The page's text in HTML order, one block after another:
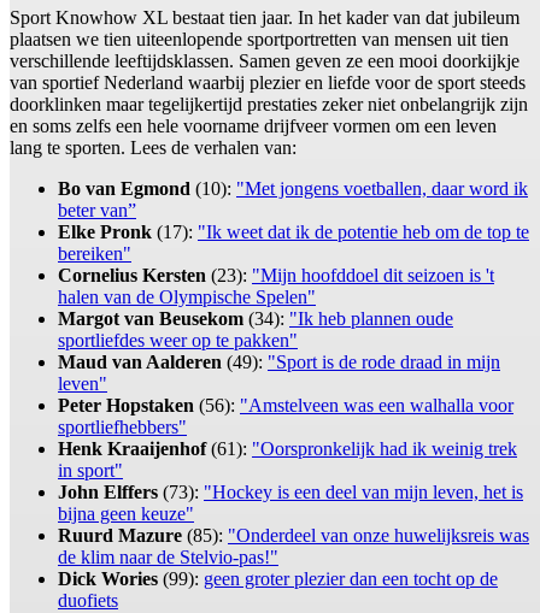
Sport Knowhow XL bestaat tien jaar. In het kader van dat jubileum
plaatsen we tien uiteenlopende sportportretten van mensen uit tien
verschillende leeftijdsklassen. Samen geven ze een mooi doorkijkje
van sportief Nederland waarbij plezier en liefde voor de sport steeds
doorklinken maar tegelijkertijd prestaties zeker niet onbelangrijk zijn
en soms zelfs een hele voorname drijfveer vormen om een leven
lang te sporten. Lees de verhalen van:
Bo van Egmond (10): "Met jongens voetballen, daar word ik
beter van”
Elke Pronk (17): "Ik weet dat ik de potentie heb om de top te
bereiken"
Cornelius Kersten (23): "Mijn hoofddoel dit seizoen is 't
halen van de Olympische Spelen"
Margot van Beusekom (34): "Ik heb plannen oude
sportliefdes weer op te pakken"
Maud van Aalderen (49): "Sport is de rode draad in mijn
leven"
Peter Hopstaken (56): "Amstelveen was een walhalla voor
sportliefhebbers"
Henk Kraaijenhof(61): "Oorspronkelijk had ik weinig trek
in sport"
John Elffers (73): "Hockey is een deel van mijn leven, het is
bijna geen keuze"
Ruurd Mazure (85): "Onderdeel van onze huwelijksreis was
de klim naar de Stelvio-pas!"
Dick Wories (99): geen groter plezier dan een tocht op de
duofiets